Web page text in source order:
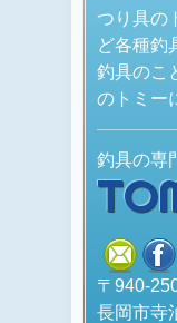
つり具の
ど各種釣
釣具のこ
のトミー
釣具の専
mail
〒940-
長岡市寺